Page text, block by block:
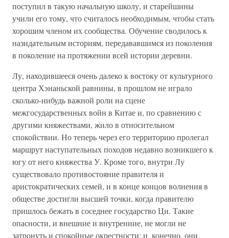
поступил в такую начальную школу, и старейшины
учили его тому, что считалось необходимым, чтобы стать
хорошим членом их сообщества. Обучение сводилось к
назидательным историям, передававшимся из поколения
в поколение на протяжении всей истории деревни.
Лу, находившееся очень далеко к востоку от культурного
центра Хэнаньской равнины, в прошлом не играло
сколько-нибудь важной роли на сцене
межгосударственных войн в Китае и, по сравнению с
другими княжествами, жило в относительном
спокойствии. Но теперь через его территорию пролегал
маршрут наступательных походов недавно возникшего к
югу от него княжества У. Кроме того, внутри Лу
существовало противостояние правителя и
аристократических семей, и в конце концов волнения в
обществе достигли высшей точки, когда правителю
пришлось бежать в соседнее государство Ци. Такие
опасности, и внешние и внутренние, не могли не
затронуть и спокойные окрестности; и, конечно, они